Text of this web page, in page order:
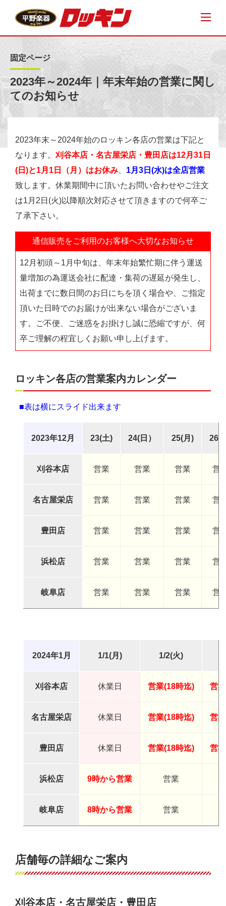
固定ページ
2023年～2024年｜年末年始の営業に関し
てのお知らせ
2023年末～2024年始のロッキン各店の営業は下記と
なります。 刈谷本店・名古屋栄店・豊田店は12月31日
(日)と1月1日（月）はお休み
1月3日(水)は全店営業
致します。休業期間中に頂いたお問い合わせやご注文
は1月2日(火)以降順次対応させて頂きますので何卒ご
了承下さい。
通信販売をご利用のお客様へ大切なお知らせ
12月初頭～1月中旬は、年末年始繁忙期に伴う運送
量増加の為運送会社に配達・集荷の遅延が発生し、
出荷までに数日間のお日にちを頂く場合や、ご指定
頂いた日時でのお届けが出来ない場合がございま
す。ご不便、ご迷惑をお掛けし誠に恐縮ですが、何
卒ご理解の程宜しくお願い申し上げます。
ロッキン各店の営業案内カレンダー
■表は横にスライド出来ます
2023年12月 23(土) 24(日） 25(月) 26(
刈谷本店 営業 営業 営業 営
名古屋栄店 営業 営業 営業 営
豊田店 営業 営業 営業 営
浜松店 営業 営業 営業 営
岐阜店 営業 営業 営業 営
2024年1月 1/1(月) 1/2(火)
刈谷本店 休業日 営業(18時迄) 営
名古屋栄店 休業日 営業(18時迄) 営
豊田店 休業日 営業(18時迄) 営
浜松店 9時から営業 営業
岐阜店 8時から営業 営業
店舗毎の詳細なご案内
刈谷本店・名古屋栄店・豊田店